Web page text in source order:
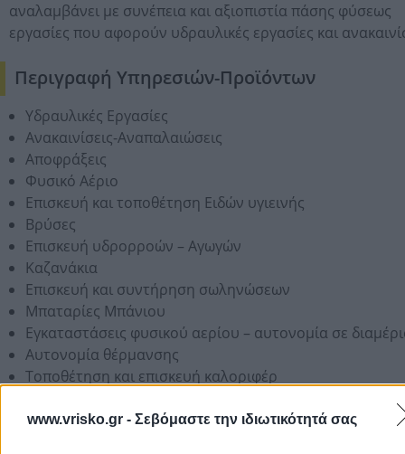
www.vrisko.gr - Σεβόμαστε την ιδιωτικότητά σας
αναλαμβάνει με συνέπεια και αξιοπιστία πάσης φύσεως
εργασίες που αφορούν υδραυλικές εργασίες και
Περιγραφή Υπηρεσιών-Προϊόντων
Υδραυλικές Εργασίες
Ανακαινίσεις-Αναπαλαιώσεις
Αποφράξεις
Φυσικό Αέριο
Επισκευή και τοποθέτηση Ειδών υγιεινής
Βρύσες
Επισκευή υδρορροών – Αγωγών
Καζανάκια
Επισκευή και συντήρηση σωληνώσεων
Μπαταρίες Μπάνιου
Εγκαταστάσεις φυσικού αερίου – αυτονομία σε
Αυτονομία θέρμανσης
Τοποθέτηση και επισκευή καλοριφέρ
Εγκατάσταση θερμοσίφωνα & ηλιακού θερμοσίφωνα